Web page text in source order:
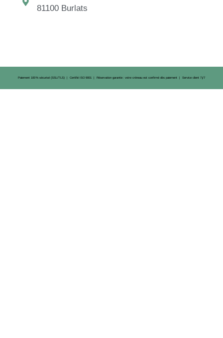
81100 Burlats
Paiement 100 % sécurisé (SSL/TLS) | Certifié ISO 9001 | Réservation garantie : votre créneau est confirmé dès paiement | Service client 7 j/7